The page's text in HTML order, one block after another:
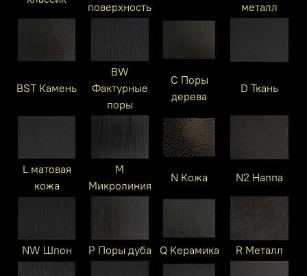
поверхность
металл
BST Камень
BW
Фактурные
поры
C Поры
дерева
D Ткань
L матовая
кожа
M
Микролиния
N Кожа N2 Наппа
NW Шпон P Поры дуба Q Керамика R Металл